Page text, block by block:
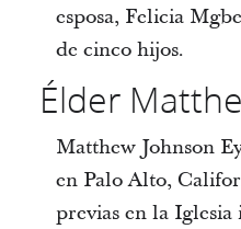
esposa, Felicia
de cinco hijos.
Élder
Matthew Johnson
en Palo Alto,
previas en la